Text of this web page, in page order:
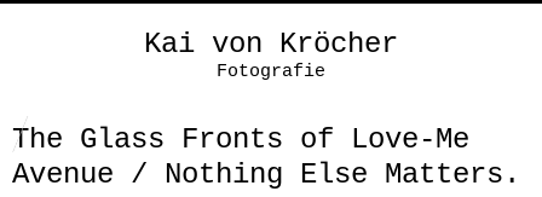
Kai von Kröcher
Fotografie
The Glass Fronts of Love-Me
Avenue / Nothing Else Matters.